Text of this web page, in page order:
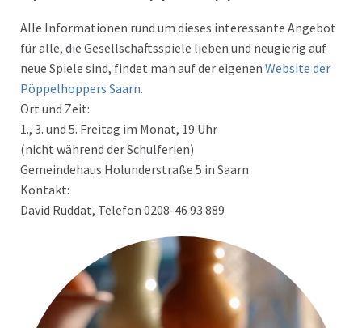
Alle Informationen rund um dieses interessante Angebot
für alle, die Gesellschaftsspiele lieben und neugierig auf
neue Spiele sind, findet man auf der eigenen Website der
Pöppelhoppers Saarn.
Ort und Zeit:
1., 3. und 5. Freitag im Monat, 19 Uhr
(nicht während der Schulferien)
Gemeindehaus Holunderstraße 5 in Saarn
Kontakt:
David Ruddat, Telefon 0208-46 93 889